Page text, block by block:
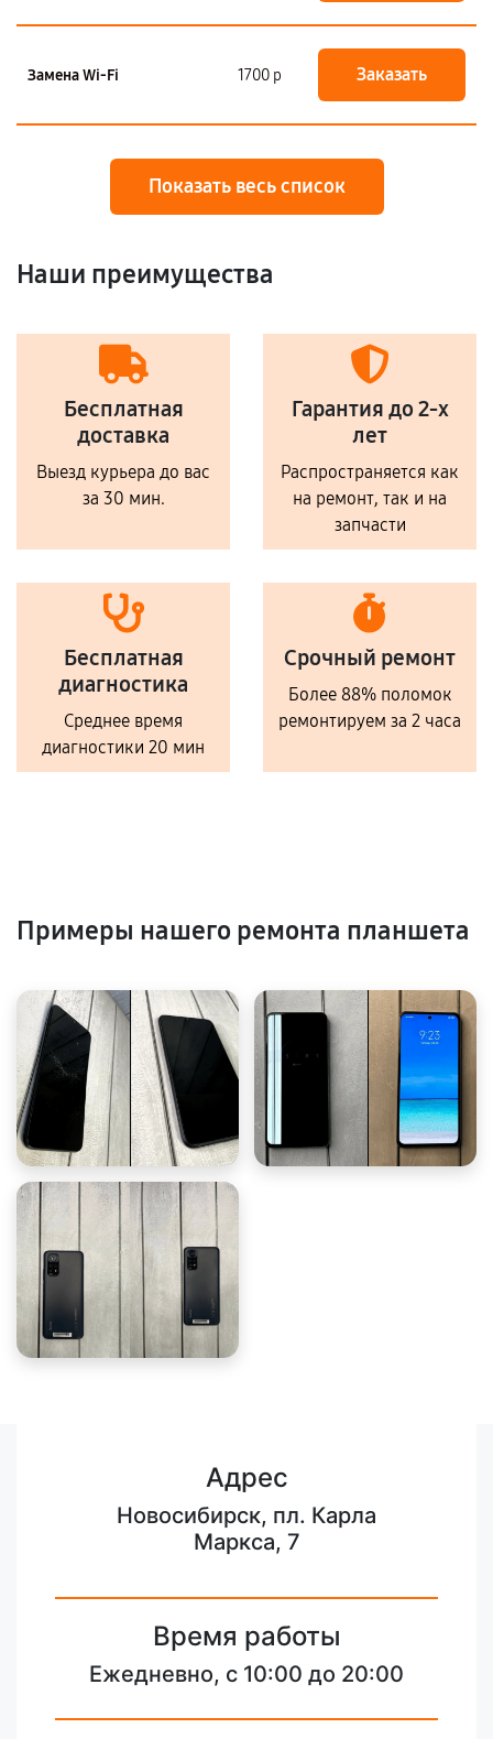
Замена Wi-Fi 1700 р Заказать
Показать весь список
Наши преимущества
Бесплатная
доставка
Выезд курьера до вас
за 30 мин.
Гарантия до 2-х
лет
Распространяется как
на ремонт, так и на
запчасти
Бесплатная
диагностика
Среднее время
диагностики 20 мин
Срочный ремонт
Более 88% поломок
ремонтируем за 2 часа
Примеры нашего ремонта планшета
Адрес
Новосибирск, пл. Карла
Маркса, 7
Время работы
Ежедневно, с 10:00 до 20:00